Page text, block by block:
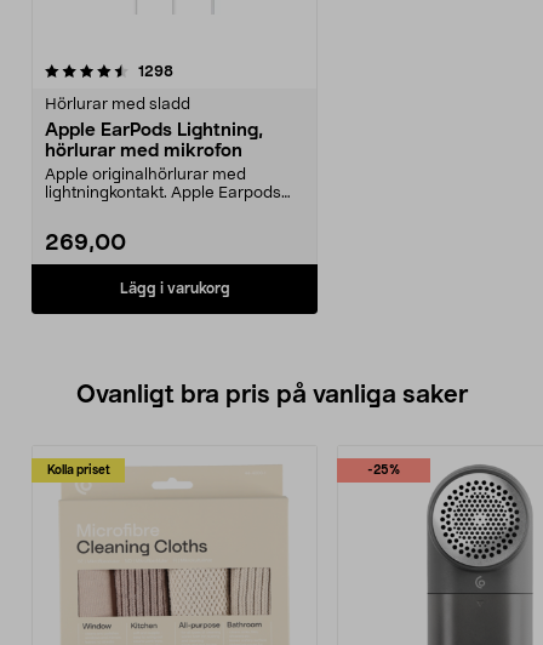
1298recensioner
Hörlurar med sladd
Apple EarPods Lightning,
hörlurar med mikrofon
Apple originalhörlurar med
lightningkontakt. Apple Earpods
269,00
Lägg i varukorg
Ovanligt bra pris på vanliga saker
Kolla priset -25%